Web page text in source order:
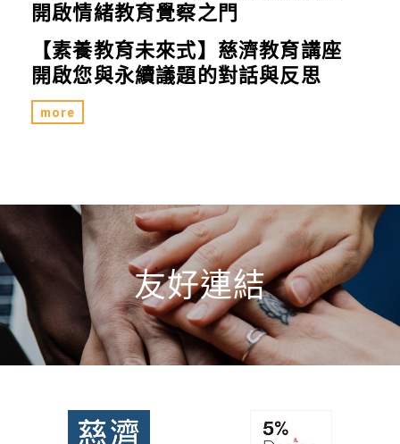
開啟情緒教育覺察之門
【素養教育未來式】慈濟教育講座
開啟您與永續議題的對話與反思
more
友好連結